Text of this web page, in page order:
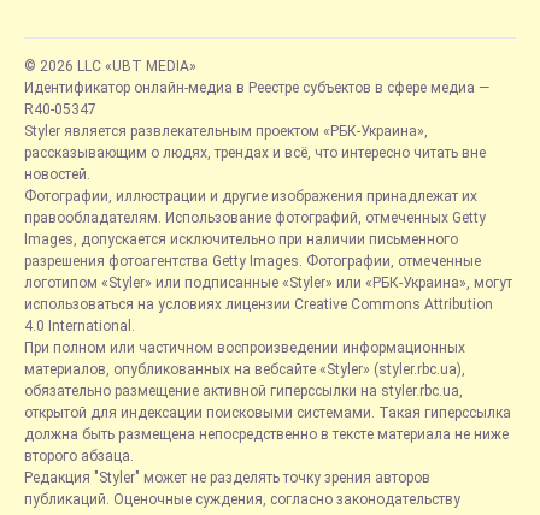
© 2026 LLC «UBT MEDIA»
Идентификатор онлайн-медиа в Реестре субъектов в сфере медиа —
R40-05347
Styler является развлекательным проектом «РБК-Украина»,
рассказывающим о людях, трендах и всё, что интересно читать вне
новостей.
Фотографии, иллюстрации и другие изображения принадлежат их
правообладателям. Использование фотографий, отмеченных Getty
Images, допускается исключительно при наличии письменного
разрешения фотоагентства Getty Images. Фотографии, отмеченные
логотипом «Styler» или подписанные «Styler» или «РБК-Украина», могут
использоваться на условиях лицензии Creative Commons Attribution
4.0 International.
При полном или частичном воспроизведении информационных
материалов, опубликованных на вебсайте «Styler» (styler.rbc.ua),
обязательно размещение активной гиперссылки на styler.rbc.ua,
открытой для индексации поисковыми системами. Такая гиперссылка
должна быть размещена непосредственно в тексте материала не ниже
второго абзаца.
Редакция "Styler" может не разделять точку зрения авторов
публикаций. Оценочные суждения, согласно законодательству